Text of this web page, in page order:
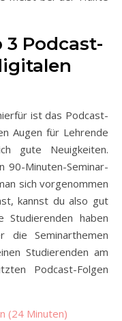
3 Podcast-
ist das Podcast-
Augen für Lehrende
gute Neuigkeiten.
90-Minuten-Seminar-
sich vorgenommen
kannst du also gut
haben
Seminarthemen
Studierenden am
Podcast-Folgen
(24 Minuten)